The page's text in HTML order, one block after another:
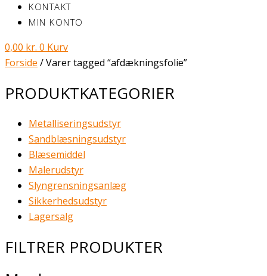
KONTAKT
MIN KONTO
0,00 kr. 0 Kurv
Forside / Varer tagged “afdækningsfolie”
PRODUKTKATEGORIER
Metalliseringsudstyr
Sandblæsningsudstyr
Blæsemiddel
Malerudstyr
Slyngrensningsanlæg
Sikkerhedsudstyr
Lagersalg
FILTRER PRODUKTER